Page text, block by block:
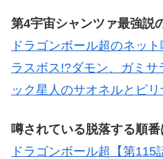
第4宇宙シャンツァ最強説
ドラゴンボール超のネッ
ラスボス!?ダモン、ガミ
ック星人のサオネルとピ
噂されている脱落する順番
ドラゴンボール超【第115